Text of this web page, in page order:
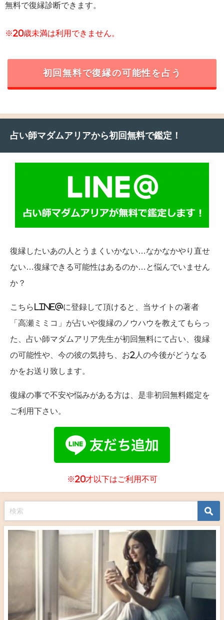
無料で復縁診断できます。
※20歳未満は利用できません。
初回無料で復縁の可能性を占う
占い師マダムアリアから初回無料で鑑定！
復縁したいあの人とうまくいかない…なかなかやり直せ
ない…復縁できる可能性はあるのか…と悩んでいません
か？
こちらLINE@に登録して頂けると、当サイトの著者
「高瀬ミミコ」が占いや復縁のノウハウを教えてもらっ
た、占い師マダムアリア先生が初回無料にて占い、復縁
の可能性や、今の彼の気持ち、お2人の今後がどうなる
かをお送り致します。
復縁の事で不安や悩みがある方は、是非初回無料鑑定を
ご利用下さい。
※20才以下はご利用不可